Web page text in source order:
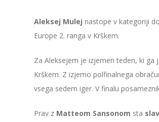
Aleksej Mulej nastope v kategoriji
Europe 2. ranga v Krškem.
Za Aleksejem je izjemen teden, ki
Krškem. Z izjemo polfinalnega
vsega sedem iger. V finalu
Prav z Matteom Sansonom sta